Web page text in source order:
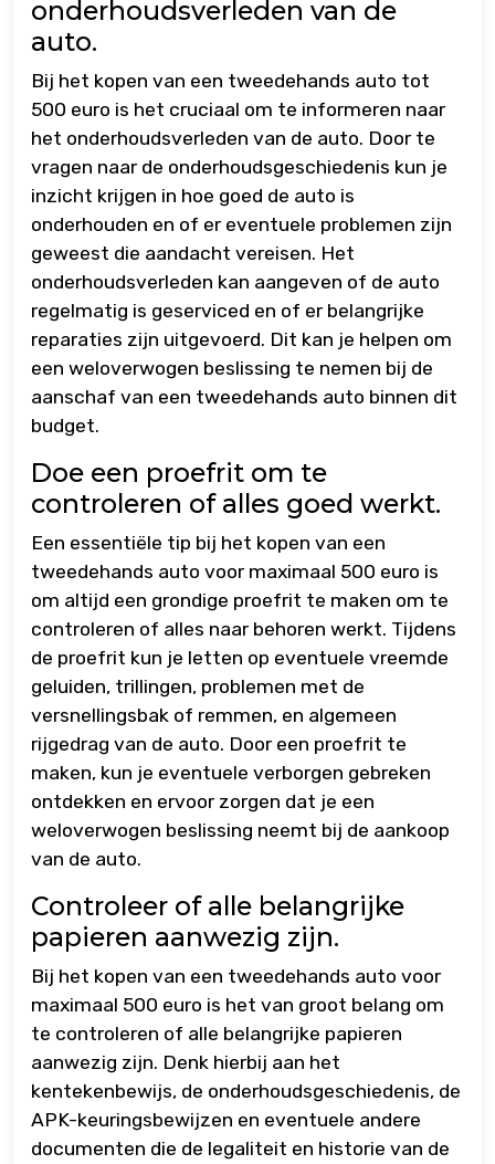
onderhoudsverleden van de
auto.
Bij het kopen van een tweedehands auto tot
500 euro is het cruciaal om te informeren naar
het onderhoudsverleden van de auto. Door te
vragen naar de onderhoudsgeschiedenis kun je
inzicht krijgen in hoe goed de auto is
onderhouden en of er eventuele problemen zijn
geweest die aandacht vereisen. Het
onderhoudsverleden kan aangeven of de auto
regelmatig is geserviced en of er belangrijke
reparaties zijn uitgevoerd. Dit kan je helpen om
een weloverwogen beslissing te nemen bij de
aanschaf van een tweedehands auto binnen dit
budget.
Doe een proefrit om te
controleren of alles goed werkt.
Een essentiële tip bij het kopen van een
tweedehands auto voor maximaal 500 euro is
om altijd een grondige proefrit te maken om te
controleren of alles naar behoren werkt. Tijdens
de proefrit kun je letten op eventuele vreemde
geluiden, trillingen, problemen met de
versnellingsbak of remmen, en algemeen
rijgedrag van de auto. Door een proefrit te
maken, kun je eventuele verborgen gebreken
ontdekken en ervoor zorgen dat je een
weloverwogen beslissing neemt bij de aankoop
van de auto.
Controleer of alle belangrijke
papieren aanwezig zijn.
Bij het kopen van een tweedehands auto voor
maximaal 500 euro is het van groot belang om
te controleren of alle belangrijke papieren
aanwezig zijn. Denk hierbij aan het
kentekenbewijs, de onderhoudsgeschiedenis, de
APK-keuringsbewijzen en eventuele andere
documenten die de legaliteit en historie van de